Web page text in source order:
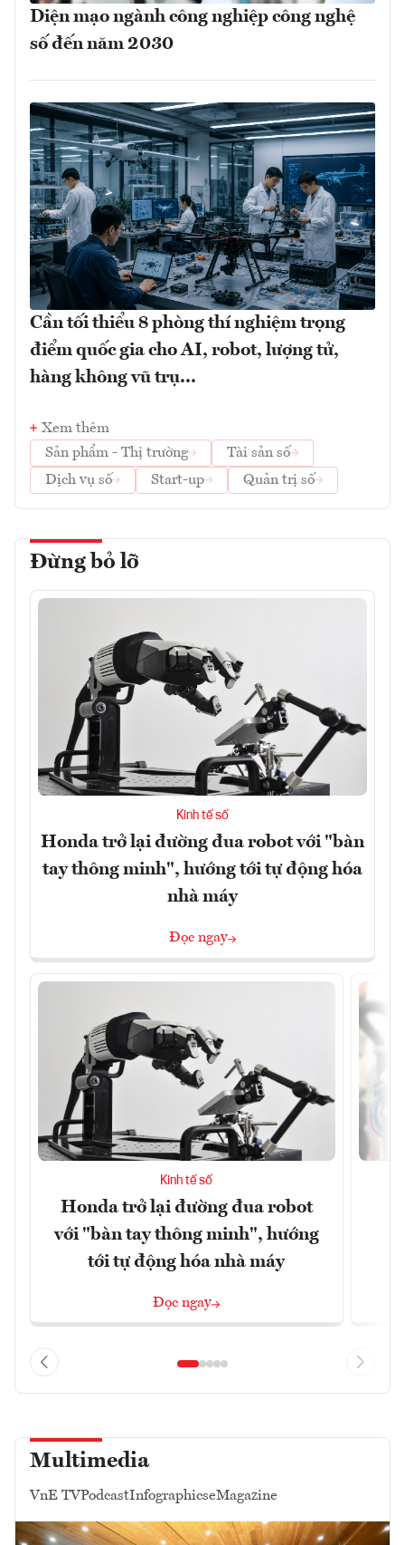
Diện mạo ngành công nghiệp công nghệ
số đến năm 2030
Cần tối thiểu 8 phòng thí nghiệm trọng
điểm quốc gia cho AI, robot, lượng tử,
hàng không vũ trụ...
Xem thêm
Sản phẩm - Thị trường
Tài sản số
Dịch vụ số
Start-up Quản trị số
Đừng bỏ lỡ
Kinh tế số
Honda trở lại đường đua robot với "bàn
tay thông minh", hướng tới tự động hóa
nhà máy
Đọc ngay
Kinh tế số
Honda trở lại đường đua robot
với "bàn tay thông minh", hướng
tới tự động hóa nhà máy
Đọc ngay
Multimedia
VnE TVPodcastInfographicseMagazine